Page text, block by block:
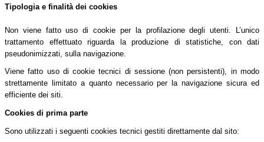
Tipologia e finalità dei cookies
Non viene fatto uso di cookie per la profilazione degli utenti. L’unico
trattamento effettuato riguarda la produzione di statistiche, con dati
pseudonimizzati, sulla navigazione.
Viene fatto uso di cookie tecnici di sessione (non persistenti), in modo
strettamente limitato a quanto necessario per la navigazione sicura ed
efficiente dei siti.
Cookies di prima parte
Sono utilizzati i seguenti cookies tecnici gestiti direttamente dal sito: